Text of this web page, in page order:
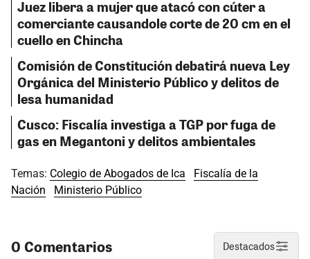
Juez libera a mujer que atacó con cúter a
comerciante causandole corte de 20 cm en el
cuello en Chincha
Comisión de Constitución debatirá nueva Ley
Orgánica del Ministerio Público y delitos de
lesa humanidad
Cusco: Fiscalía investiga a TGP por fuga de
gas en Megantoni y delitos ambientales
Temas: Colegio de Abogados de Ica
Fiscalía de la
Nación
Ministerio Público
0 Comentarios Destacados